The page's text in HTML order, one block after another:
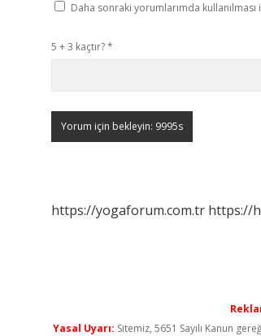
Daha sonraki yorumlarımda
5 + 3 kaçtır?*
https://yogaforum.com.tr https://
Yasal Uyarı: Sitemiz, 5651 Sayılı Kanun